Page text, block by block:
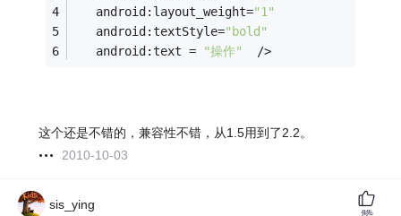
   android:layout_weight=
"1"
   android:textStyle=
"bold"
   android:text =
"操作"
  />
这个还是不错的，兼容性不错，从1.5用到了2.2。
2010-10-03
sis_ying